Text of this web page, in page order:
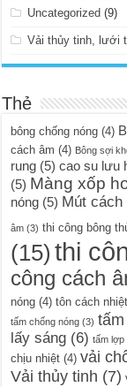
Uncategorized (9)
Vải thủy tinh, lưới
Thẻ
bông chống nóng (4)
cách âm (4) Bông sợi
rung (5) cao su lưu
(5) Màng xốp
nóng (5) Mút cách
âm (3) thi công bông
(15) thi
công cách
nóng (4) tôn cách nhiệt
tấm chống nóng (3)
lấy sáng (6) tấm lợp
chịu nhiệt (4) vải
Vải thủy tinh (7)